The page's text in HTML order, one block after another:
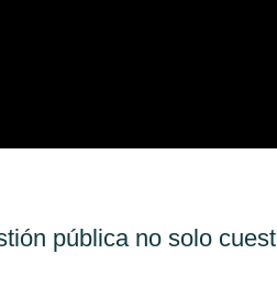
pública no solo